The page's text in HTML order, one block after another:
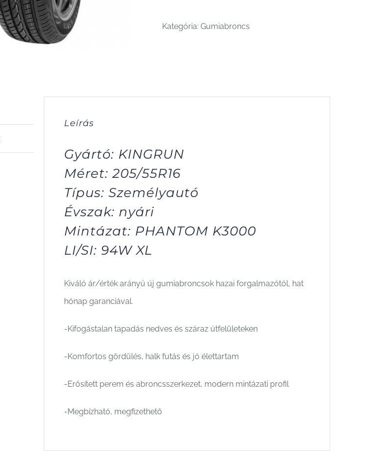
Kategória:Gumiabroncs
Leírás
Gyártó: KINGRUN
Méret: 205/55R16
Típus: Személyautó
Évszak: nyári
Mintázat: PHANTOM K3000
LI/SI: 94W XL
Kiváló ár/érték arányú új gumiabroncsok hazai forgalmazótól, hat
hónap garanciával.
-Kifogástalan tapadás nedves és száraz útfelületeken
-Komfortos gördülés, halk futás és jó élettartam
-Erősített perem és abroncsszerkezet, modern mintázati profil
-Megbízható, megfizethető